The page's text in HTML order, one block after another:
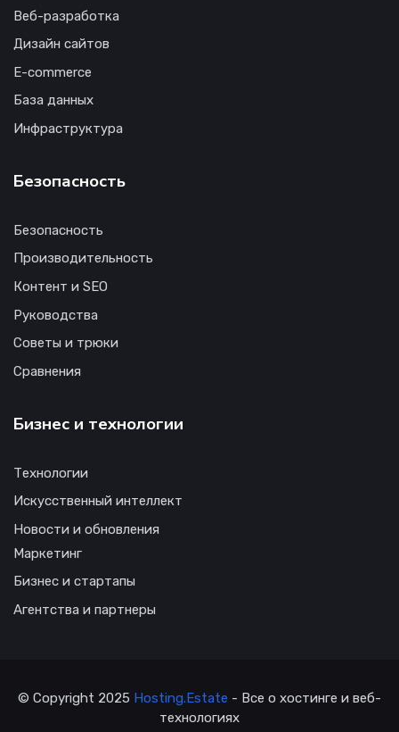
Веб-разработка
Дизайн сайтов
E-commerce
База данных
Инфраструктура
Безопасность
Безопасность
Производительность
Контент и SEO
Руководства
Советы и трюки
Сравнения
Бизнес и технологии
Технологии
Искусственный интеллект
Новости и обновления
Маркетинг
Бизнес и стартапы
Агентства и партнеры
© Copyright 2025 Hosting.Estate - Все о хостинге и веб-
технологиях